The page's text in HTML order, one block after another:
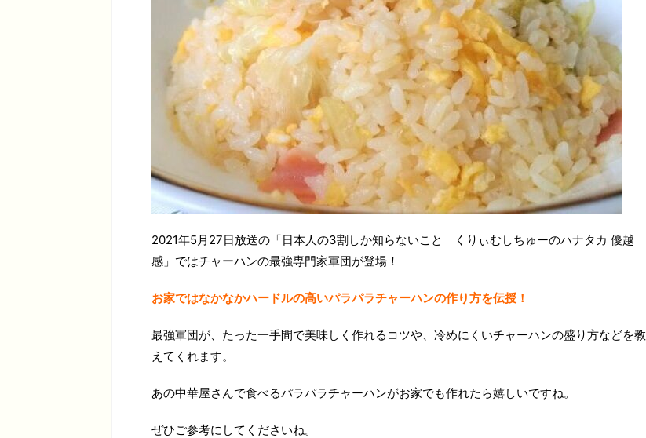
2021年5月27日放送の「日本人の3割しか知らないこと くりぃむしちゅーのハナタカ 優越
感」ではチャーハンの最強専門家軍団が登場！
お家ではなかなかハードルの高いパラパラチャーハンの作り方を伝授！
最強軍団が、たった一手間で美味しく作れるコツや、冷めにくいチャーハンの盛り方などを教
えてくれます。
あの中華屋さんで食べるパラパラチャーハンがお家でも作れたら嬉しいですね。
ぜひご参考にしてくださいね。